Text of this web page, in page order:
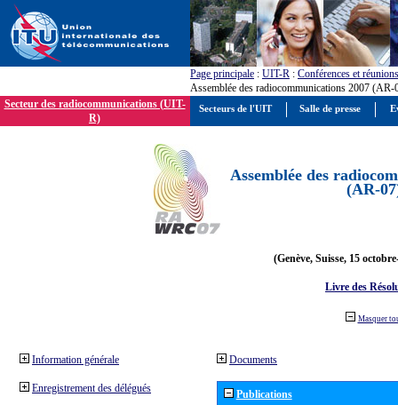
Page principale : UIT-R : Conférences et réunions
Assemblée des radiocommunications 2007 (AR-
Secteur des radiocommunications (UIT-
R)
Assemblée des
(AR-
(Genève, Suisse, 15
Livre des
Masquer
Information générale
Enregistrement des délégués
Documents
Publications
Secteurs de l'UIT Salle de presse